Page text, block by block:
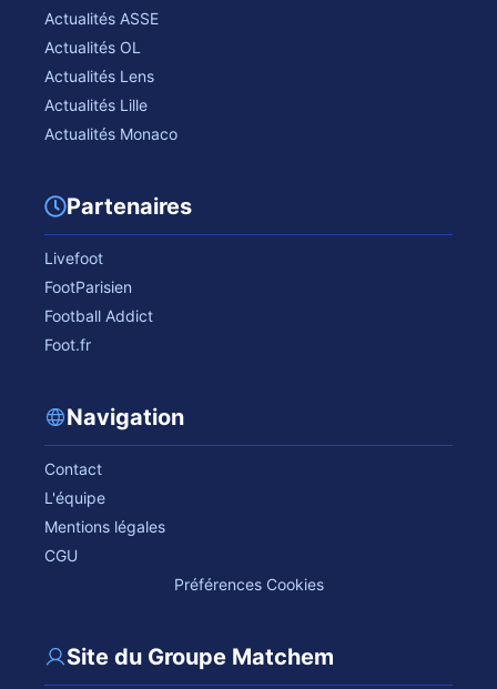
Actualités ASSE
Actualités OL
Actualités Lens
Actualités Lille
Actualités Monaco
Partenaires
Livefoot
FootParisien
Football Addict
Foot.fr
Navigation
Contact
L'équipe
Mentions légales
CGU
Préférences Cookies
Site du Groupe Matchem